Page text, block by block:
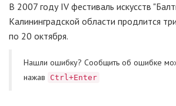
В 2007 году IV фестиваль искусств
Калининградской области продлится
по 20 октября.
Нашли ошибку? Cообщить об ошибке
нажав
Ctrl+Enter